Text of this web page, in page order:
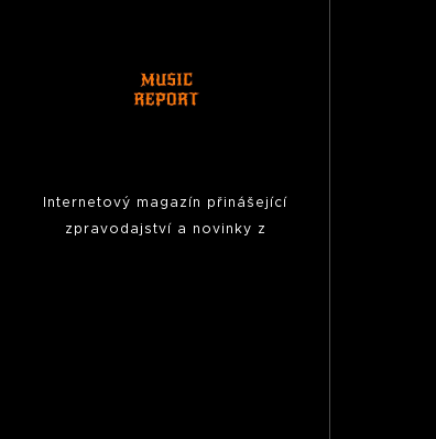
Internetový magazín přinášející
zpravodajství a novinky z